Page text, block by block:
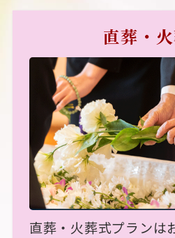
直葬・
直葬・火葬式プランは